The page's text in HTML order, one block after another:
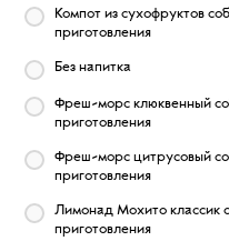
Компот из сухофруктов
приготовления
Без напитка
Фреш-морс клюквенный
приготовления
Фреш-морс цитрусовый
приготовления
Лимонад Мохито классик
приготовления